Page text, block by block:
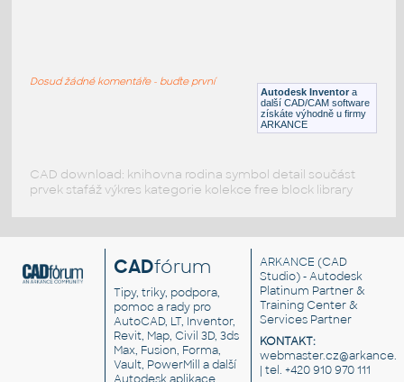
Autodesk Inventor a
další CAD/CAM software
získáte výhodně u firmy
ARKANCE
Dosud žádné komentáře - buďte první
CAD download: knihovna rodina symbol detail součást
prvek stafáž výkres kategorie kolekce free block library
CADfórum
Tipy, triky, podpora,
pomoc a rady pro
AutoCAD, LT, Inventor,
Revit, Map, Civil 3D, 3ds
Max, Fusion, Forma,
Vault, PowerMill a další
ARKANCE (CAD
Studio) - Autodesk
Platinum Partner &
Training Center &
Services Partner
KONTAKT:
| tel. +420 910 970 111